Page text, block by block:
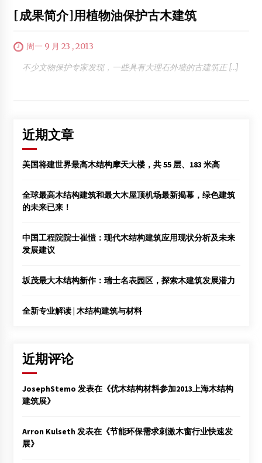
[成果简介]用植物油保护古木建筑
周一 9 月 23 , 2013
不少文物保护专家发现，一些具有大理石外墙的古建筑正 […]
近期文章
美国将建世界最高木结构摩天大楼，共 55 层、183 米高
全球最高木结构建筑和最大木屋顶机场最新揭幕，绿色建筑
的未来已来！
中国工程院院士崔愷：现代木结构建筑应用现状分析及未来
发展建议
坂茂最大木结构新作：瑞士名表园区，探索木建筑发展潜力
全新专业解读 | 木结构建筑与材料
近期评论
JosephStemo 发表在《优木结构材料参加2013上海木结构
建筑展》
Arron Kulseth发表在《节能环保需求刺激木窗行业快速发
展》